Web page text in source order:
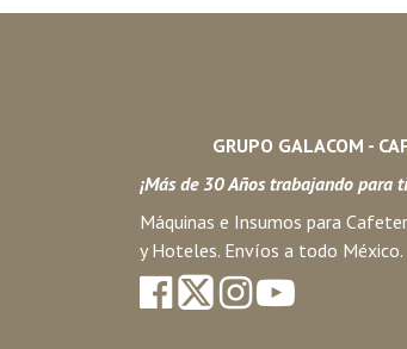
GRUPO GALACOM -
¡Más de 30 Años trabajando para
Máquinas e Insumos para
y Hoteles. Envíos a todo México.